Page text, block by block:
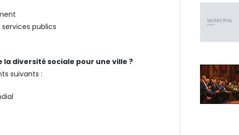
publics
diversité sociale pour une ville ?
suivants :